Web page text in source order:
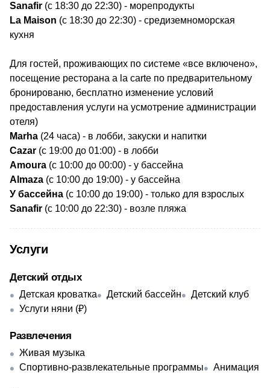
Sanafir (с 18:30 до 22:30) - морепродукты
La Maison (с 18:30 до 22:30) - средиземноморская
кухня
Для гостей, проживающих по системе «все включено»,
посещение ресторана a la carte по предварительному
бронированю, бесплатно изменение условий
предоставления услуги на усмотрение администрации
отеля)
Marha (24 часа) - в лобби, закуски и напитки
Cazar (с 19:00 до 01:00) - в лобби
Amoura (с 10:00 до 00:00) - у бассейна
Almaza (с 10:00 до 19:00) - у бассейна
У бассейна (с 10:00 до 19:00) - только для взрослых
Sanafir (с 10:00 до 22:30) - возле пляжа
Услуги
Детский отдых
Детская кроватка Детский бассейн
Детский клуб
Услуги няни (₽)
Развлечения
Живая музыка
Спортивно-развлекательные программы
Анимация